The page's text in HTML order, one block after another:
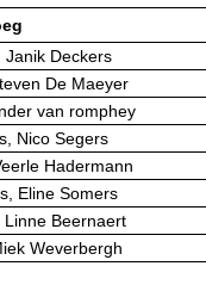
Janik Deckers
De Maeyer
van romphey
Nico Segers
Hadermann
Eline Somers
Beernaert
Weverbergh